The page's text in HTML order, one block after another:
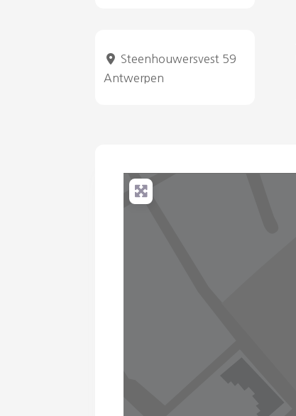
Steenhouwersvest 59
Antwerpen